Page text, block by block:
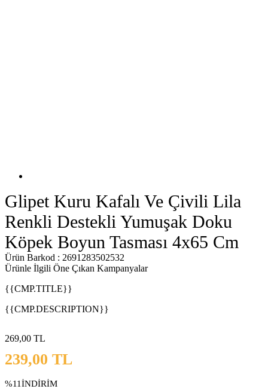
Glipet Kuru Kafalı Ve Çivili Lila
Renkli Destekli Yumuşak Doku
Köpek Boyun Tasması 4x65 Cm
Ürün Barkod : 2691283502532
Ürünle İlgili Öne Çıkan Kampanyalar
{{CMP.TITLE}}
{{CMP.DESCRIPTION}}
269,00 TL
239,00 TL
%11İNDİRİM